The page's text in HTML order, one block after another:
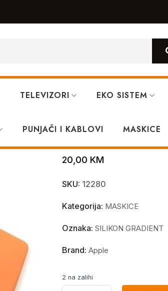
TELEVIZORI EKO SISTEM
PUNJAČI I KABLOVI MASKICE
Maskica za
20,00 KM
SKU: 12280
Kategorija: MASKICE
Oznaka: SILIKON GRADIENT
Brand: Apple
2 na zalihi